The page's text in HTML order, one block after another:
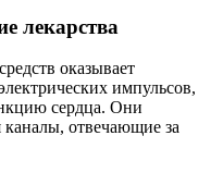
лекарства
оказывает
импульсов,
сердца. Они
каналы, отвечающие за